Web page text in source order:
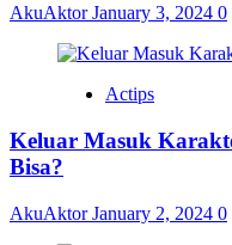
AkuAktorJanuary 3, 2024 0
Actips
Keluar Masuk
Bisa?
AkuAktorJanuary 2, 2024 0